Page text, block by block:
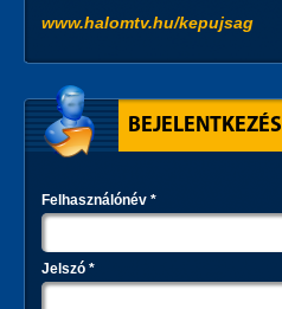
www.halomtv.hu/kepujsag
BEJELENTKEZÉS
Felhasználónév *
Jelszó *